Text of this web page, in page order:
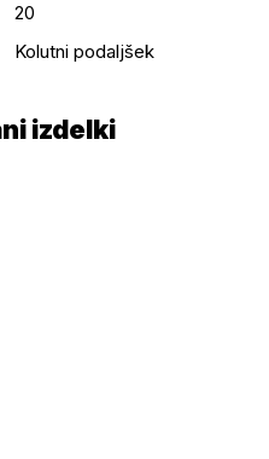
20
Kolutni podaljšek
izdelki